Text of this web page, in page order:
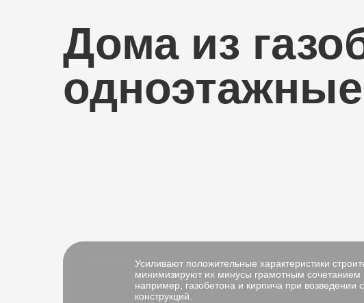
Дома из
одноэтажные
Усиливают положительные характеристики
минимизируют их минусы грамотным сочетанием
например, газобетона и кирпича при возведении
конструкций.